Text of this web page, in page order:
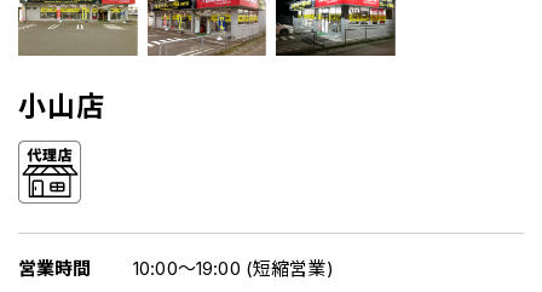
小山店
営業時間 10:00～19:00 (短縮営業)